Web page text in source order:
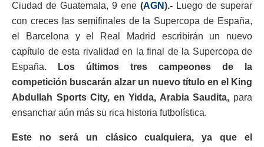
Ciudad de Guatemala, 9 ene (AGN).- Luego de superar
con creces las semifinales de la Supercopa de España,
el Barcelona y el Real Madrid escribirán un nuevo
capítulo de esta rivalidad en la final de la Supercopa de
España. Los últimos tres campeones de la
competición buscarán alzar un nuevo título en el King
Abdullah Sports City, en Yidda, Arabia Saudita, para
ensanchar aún más su rica historia futbolística.
Este no será un clásico cualquiera, ya que el